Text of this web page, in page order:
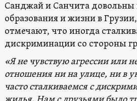
Санджай и Санчита довольны
образования и жизни в
отмечают, что иногда
дискриминации со стороны
«Я не чувствую агрессии или
отношения ни на улице, ни в
часто сталкиваемся с